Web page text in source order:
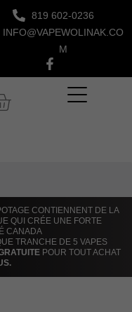
819 602-0236
INFO@VAPEWOLINAK.CO
M
CONTIENNENT DE LA
QUI CRÉE UNE FORTE
CANADA
TRANCHE DE 5 VAPES
POUR TOUT ACHAT